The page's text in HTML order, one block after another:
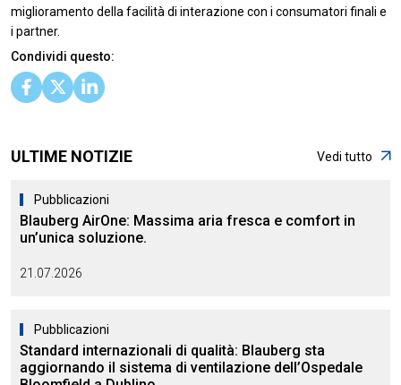
miglioramento della facilità di interazione con i consumatori finali e
i partner.
Condividi questo:
ULTIME NOTIZIE Vedi tutto
Pubblicazioni
Blauberg AirOne: Massima aria fresca e comfort in
un’unica soluzione.
21.07.2026
Pubblicazioni
Standard internazionali di qualità: Blauberg sta
aggiornando il sistema di ventilazione dell’Ospedale